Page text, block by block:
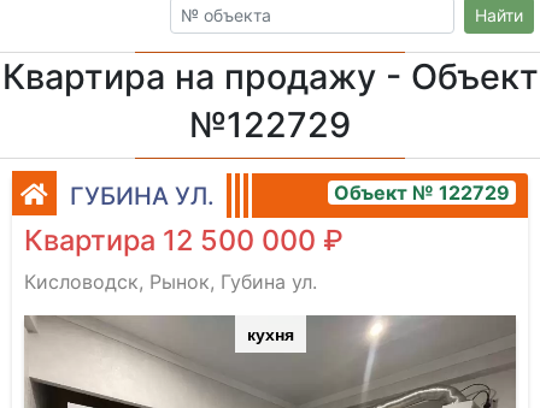
Найти
Квартира на продажу - Объект
№122729
ГУБИНА УЛ. Объект № 122729
Квартира 12 500 000 ₽
Кисловодск, Рынок, Губина ул.
кухня